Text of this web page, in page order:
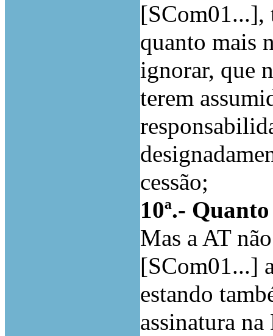
[SCom01...],
quanto mais
ignorar, que
terem
cessão;
10ª.-
Mas a AT
[SCom01...]
estando
assinatura